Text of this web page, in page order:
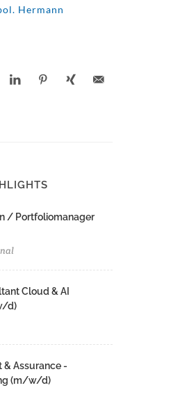
Hermann
/ Portfoliomanager
Cloud & AI
d)​
& Assurance -
(m/w/d)